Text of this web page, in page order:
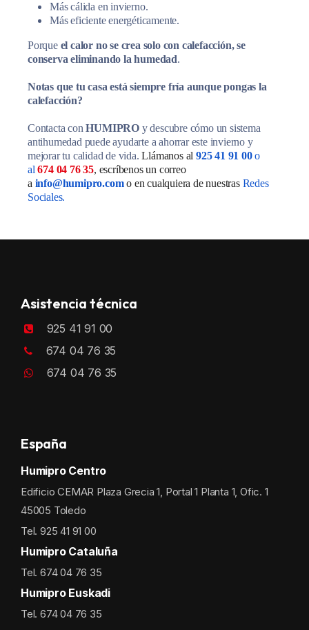
Más cálida en invierno.
Más eficiente energéticamente.
Porque el calor no se crea solo con calefacción, se
conserva eliminando la humedad.
Notas que tu casa está siempre fría aunque pongas la
calefacción?
Contacta conHUMIPRO y descubre cómo un sistema
antihumedad puede ayudarte a ahorrar este invierno y
mejorar tu calidad de vida.Llámanos al925 41 91 00o
al674 04 76 35, escríbenos un correo
a info@humipro.como en cualquiera de nuestras Redes
Sociales.
Asistencia técnica
925 41 91 00
674 04 76 35
674 04 76 35
España
Humipro Centro
Edificio CEMAR Plaza Grecia 1, Portal 1 Planta 1, Ofic. 1
45005 Toledo
Tel. 925 41 91 00
Humipro Cataluña
Tel. 674 04 76 35
Humipro Euskadi
Tel. 674 04 76 35